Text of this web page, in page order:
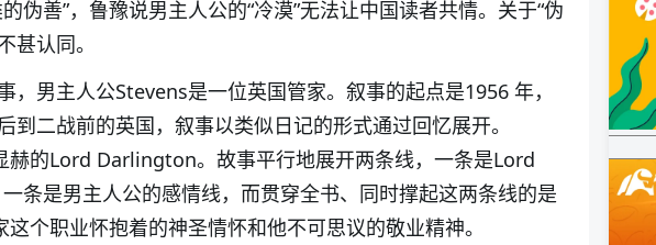
伪善”，鲁豫说男主人公的“冷漠”无法让中国读者共情。关于“伪
甚认同。
，男主人公Stevens是一位英国管家。叙事的起点是1956 年，
到二战前的英国，叙事以类似日记的形式通过回忆展开。
赫的Lord Darlington。故事平行地展开两条线，一条是Lord
条是男主人公的感情线，而贯穿全书、同时撑起这两条线的是
个职业怀抱着的神圣情怀和他不可思议的敬业精神。